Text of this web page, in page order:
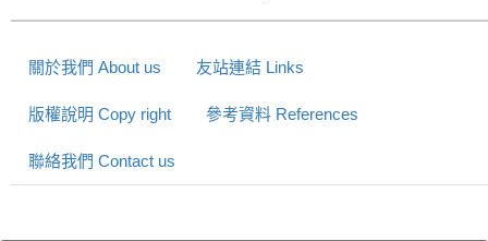
關於我們 About us 友站連結 Links
版權說明 Copy right 參考資料 References
聯絡我們 Contact us